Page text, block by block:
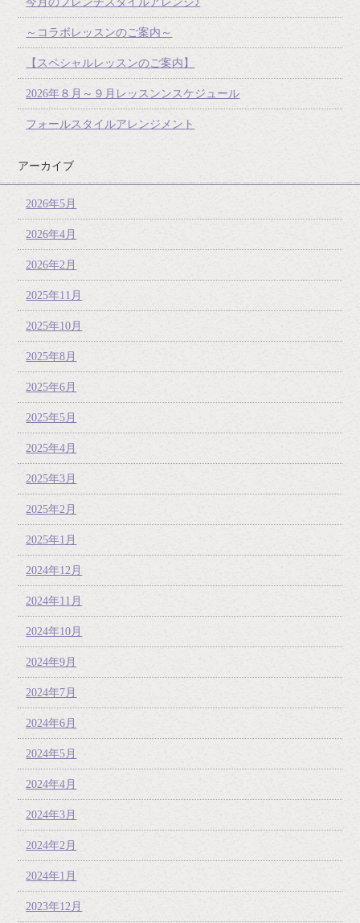
～コラボレッスンのご案内～
【スペシャルレッスンのご案内】
2026年８月～９月レッスンンスケジュール
フォールスタイルアレンジメント
アーカイブ
2026年5月
2026年4月
2026年2月
2025年11月
2025年10月
2025年8月
2025年6月
2025年5月
2025年4月
2025年3月
2025年2月
2025年1月
2024年12月
2024年11月
2024年10月
2024年9月
2024年7月
2024年6月
2024年5月
2024年4月
2024年3月
2024年2月
2024年1月
2023年12月